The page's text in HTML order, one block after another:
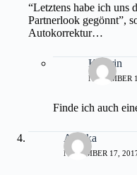
“Letztens habe ich uns
Partnerlook gegönnt”,
Autokorrektur…
Kathrin
NOVEMBER
Finde ich auch
Annika
NOVEMBER 17,